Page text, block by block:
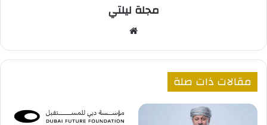
مجلة ليلتي
مقالات ذات صلة